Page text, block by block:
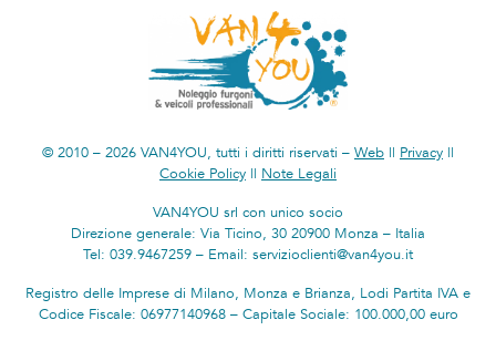
© 2010 – 2026 VAN4YOU, tutti i diritti riservati – Web || Privacy ||
Cookie Policy || Note Legali
VAN4YOU srl con unico socio
Direzione generale: Via Ticino, 30 20900 Monza – Italia
Tel: 039.9467259 – Email: servizioclienti@van4you.it
Registro delle Imprese di Milano, Monza e Brianza, Lodi Partita IVA e
Codice Fiscale: 06977140968 – Capitale Sociale: 100.000,00 euro